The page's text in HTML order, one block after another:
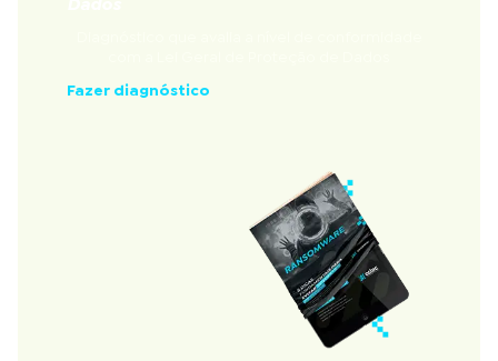
Fazer diagnóstico